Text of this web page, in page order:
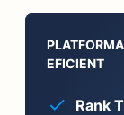
EFICIENT
Rank